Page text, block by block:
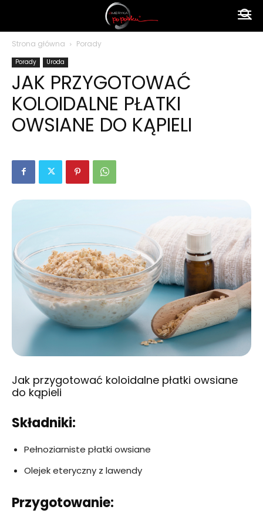
polsku
Strona główna Porady
Porady Uroda
JAK PRZYGOTOWAĆ
KOLOIDALNE PŁATKI
OWSIANE DO KĄPIELI
Jak przygotować koloidalne płatki owsiane
do kąpieli
Składniki:
Pełnoziarniste płatki owsiane
Olejek eteryczny z lawendy
Przygotowanie: